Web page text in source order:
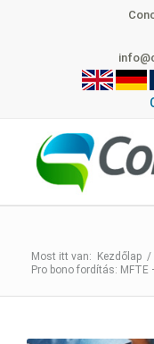
Kezdőlap /
Pro bono fordítás: